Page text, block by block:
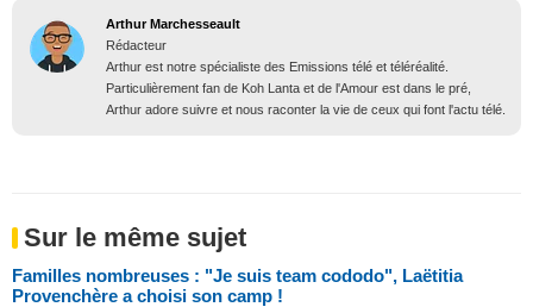
Arthur Marchesseault
Rédacteur
Arthur est notre spécialiste des Emissions télé et téléréalité.
Particulièrement fan de Koh Lanta et de l'Amour est dans le pré,
Arthur adore suivre et nous raconter la vie de ceux qui font l'actu télé.
Sur le même sujet
Familles nombreuses : "Je suis team cododo", Laëtitia
Provenchère a choisi son camp !